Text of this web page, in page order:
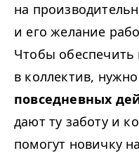
на
и его желание
Чтобы обеспечить
в коллектив,
повседневных
дают ту заботу и
помогут новичку